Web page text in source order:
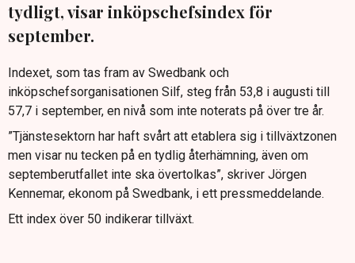
tydligt, visar inköpschefsindex för
september.
Indexet, som tas fram av Swedbank och
inköpschefsorganisationen Silf, steg från 53,8 i augusti till
57,7 i september, en nivå som inte noterats på över tre år.
”Tjänstesektorn har haft svårt att etablera sig i tillväxtzonen
men visar nu tecken på en tydlig återhämning, även om
septemberutfallet inte ska övertolkas”, skriver Jörgen
Kennemar, ekonom på Swedbank, i ett pressmeddelande.
Ett index över 50 indikerar tillväxt.